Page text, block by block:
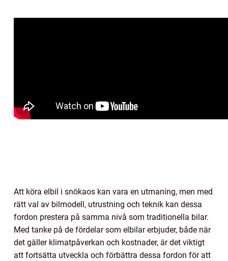
Att köra elbil i snökaos kan vara en utmaning, men med
rätt val av bilmodell, utrustning och teknik kan dessa
fordon prestera på samma nivå som traditionella bilar.
Med tanke på de fördelar som elbilar erbjuder, både när
det gäller klimatpåverkan och kostnader, är det viktigt
att fortsätta utveckla och förbättra dessa fordon för att